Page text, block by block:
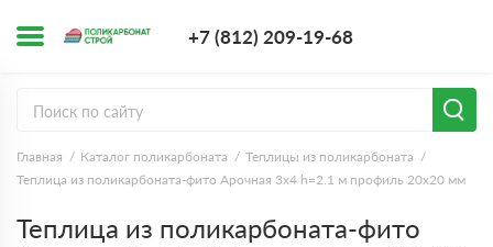
+7 (812) 209-19-68
Главная Каталог поликарбоната
Теплицы из поликарбоната
Теплица из поликарбоната-фито Арочная 3х4 h=2.1 м профиль 20х20 мм
Теплица из поликарбоната-фито